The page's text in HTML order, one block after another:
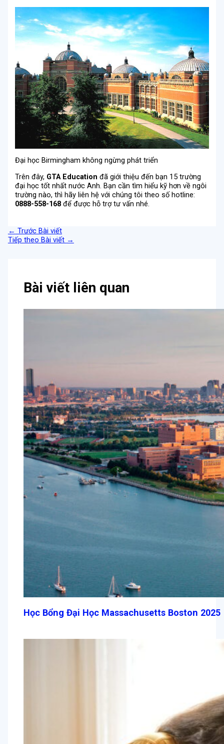
Đại học Birmingham không ngừng phát triển
Trên đây, GTA Education đã giới thiệu đến bạn 15 trường
đại học tốt nhất nước Anh. Bạn cần tìm hiểu kỹ hơn về ngôi
trường nào, thì hãy liên hệ với chúng tôi theo số hotline:
0888-558-168 để được hỗ trợ tư vấn nhé.
← Trước Bài viết
Tiếp theo Bài viết →
Bài viết liên quan
Học Bổng Đại Học Massachusetts Boston 2025